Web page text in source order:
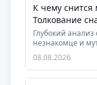
К чему снится
Толкование
Глубокий анализ
незнакомце и
08.08.2026